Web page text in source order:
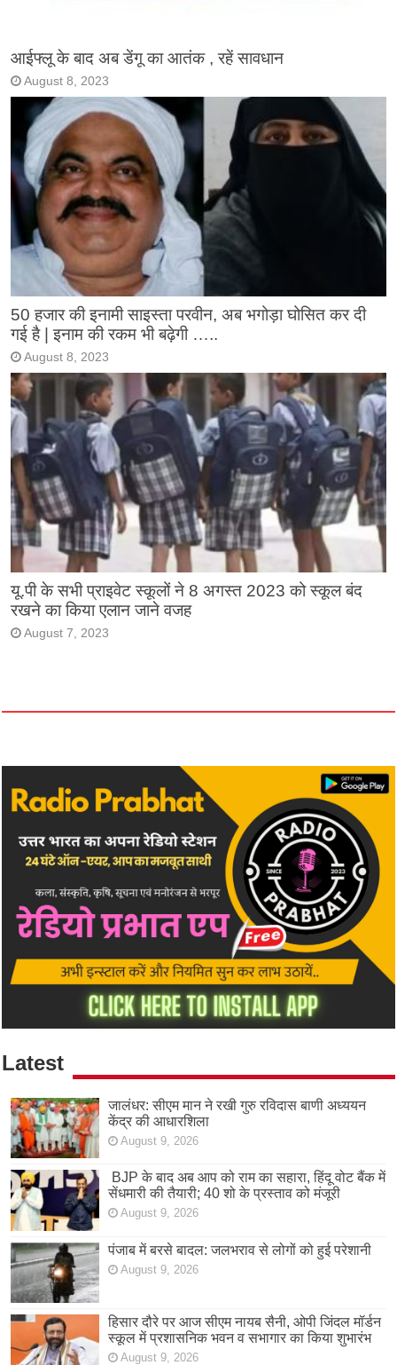
आईफ्लू के बाद अब डेंगू का आतंक , रहें सावधान
August 8, 2023
50 हजार की इनामी साइस्ता परवीन, अब भगोड़ा घोसित कर दी
गई है | इनाम की रकम भी बढ़ेगी …..
August 8, 2023
यू.पी के सभी प्राइवेट स्कूलों ने 8 अगस्त 2023 को स्कूल बंद
रखने का किया एलान जाने वजह
August 7, 2023
Latest
जालंधर: सीएम मान ने रखी गुरु रविदास बाणी अध्ययन
केंद्र की आधारशिला
August 9, 2026
BJP के बाद अब आप को राम का सहारा, हिंदू वोट बैंक में
सेंधमारी की तैयारी; 40 शो के प्रस्ताव को मंजूरी
August 9, 2026
पंजाब में बरसे बादल: जलभराव से लोगों को हुई परेशानी
August 9, 2026
हिसार दौरे पर आज सीएम नायब सैनी, ओपी जिंदल मॉर्डन
स्कूल में प्रशासनिक भवन व सभागार का किया शुभारंभ
August 9, 2026